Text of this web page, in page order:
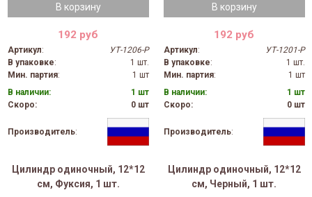
В корзину
192 руб
Артикул:
УТ-1206-Р
В упаковке:
1 шт.
Мин. партия:
1 шт
В наличии:
1 шт
Скоро:
0 шт
Производитель:
В корзину
192 руб
Артикул:
УТ-1201-Р
В упаковке:
1 шт.
Мин. партия:
1 шт
В наличии:
1 шт
Скоро:
0 шт
Производитель:
Цилиндр одиночный, 12*12
см, Фуксия, 1 шт.
Цилиндр одиночный, 12*12
см, Черный, 1 шт.